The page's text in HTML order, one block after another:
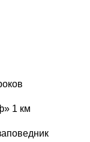
1 км